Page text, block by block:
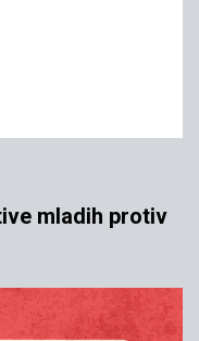
mladih protiv